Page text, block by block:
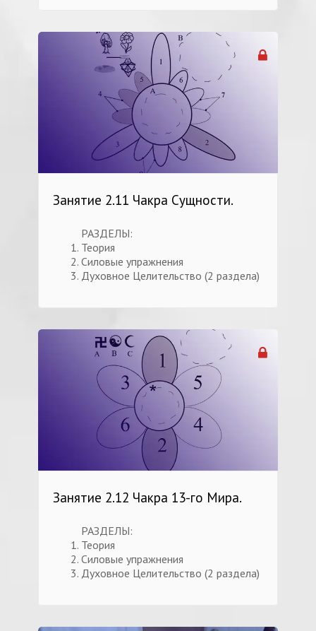
Занятие 2.11 Чакра Сущности.
РАЗДЕЛЫ:
Теория
Силовые упражнения
Духовное Целительство (2 раздела)
Занятие 2.12 Чакра 13-го Мира.
РАЗДЕЛЫ:
Теория
Силовые упражнения
Духовное Целительство (2 раздела)